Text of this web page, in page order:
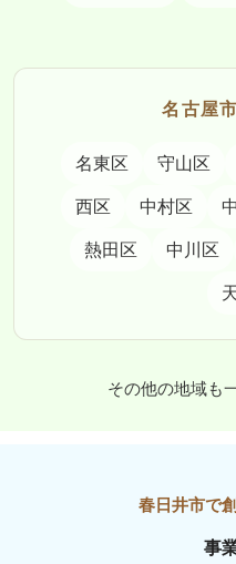
名古屋
名東区 守山区
西区 中村区
熱田区 中川区
その他の地域も
事